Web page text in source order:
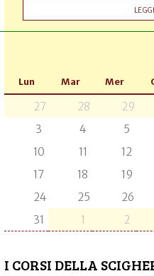
Lun Mar Mer
27 28 29
3
4 5
10
11 12
17
18 19
24
25 26
31
1 2
I CORSI DELLA